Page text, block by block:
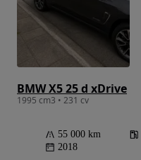
BMW X5 25 d xDrive
1995 cm3 • 231 cv
55 000 km
2018